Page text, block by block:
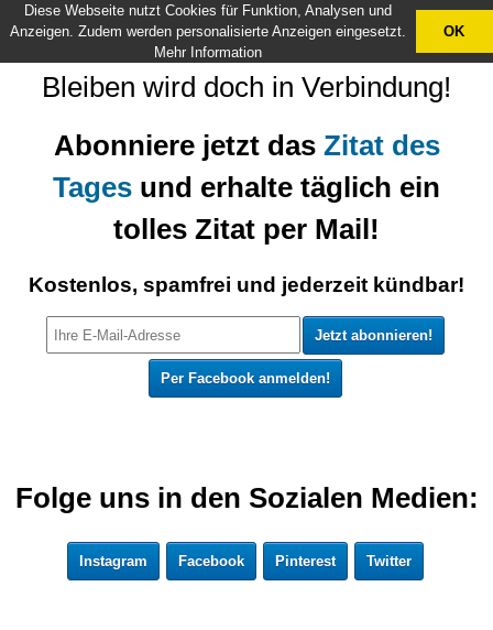
Bleiben wird doch in Verbindung!
Abonniere jetzt das Zitat des
Tages und erhalte täglich ein
tolles Zitat per Mail!
Kostenlos, spamfrei und jederzeit kündbar!
Per Facebook anmelden!
Folge uns in den Sozialen Medien:
Instagram Facebook Pinterest Twitter
X
Diese Webseite nutzt Cookies für Funktion, Analysen und
Anzeigen. Zudem werden personalisierte Anzeigen eingesetzt.
Mehr Information
OK